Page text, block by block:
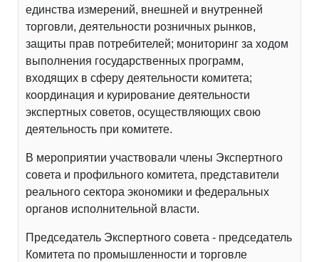
единства измерений, внешней и внутренней
торговли, деятельности розничных рынков,
защиты прав потребителей; мониторинг за ходом
выполнения государственных программ,
входящих в сферу деятельности комитета;
координация и курирование деятельности
экспертных советов, осуществляющих свою
деятельность при комитете.
В мероприятии участвовали члены Экспертного
совета и профильного комитета, представители
реального сектора экономики и федеральных
органов исполнительной власти.
Председатель Экспертного совета - председатель
Комитета по промышленности и торговле